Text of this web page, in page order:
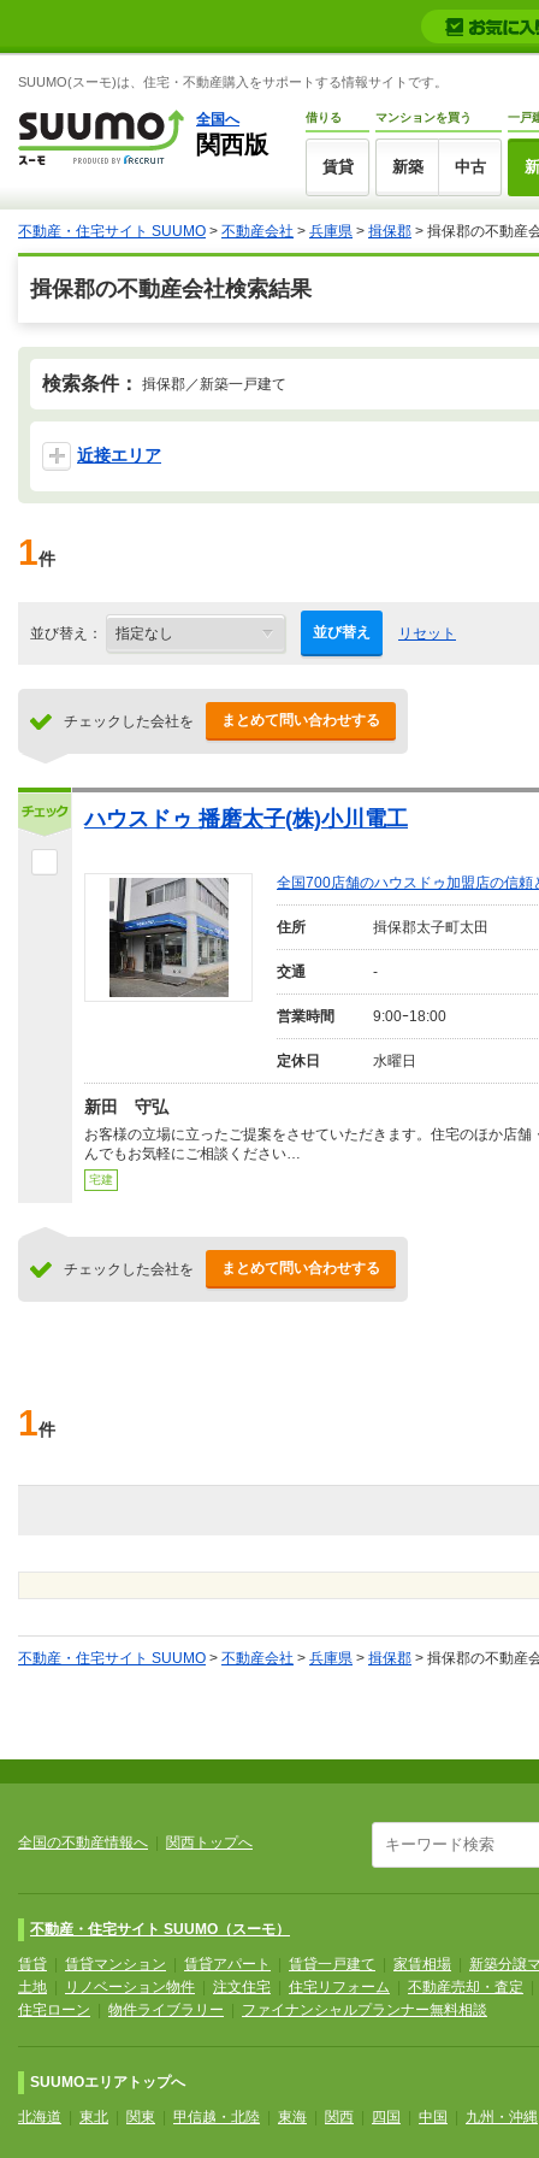
SUUMO(スーモ)は、住宅・不動産購入をサポートする情報サイトです。
全国へ
関西版
借りる
賃貸
マンションを買う
新築 中古
一戸
不動産・住宅サイト SUUMO > 不動産会社 > 兵庫県 > 揖保郡 > 揖保郡の不動産
揖保郡の不動産会社検索結果
検索条件： 揖保郡／新築一戸建て
近接エリア
1件
並び替え： 並び替え リセット
チェックした会社を まとめて問い合わせする
ハウスドゥ 播磨太子(株)小川電工
全国700店舗のハウスドゥ加盟店の信
住所 揖保郡太子町太田
交通 -
営業時間 9:00ｰ18:00
定休日 水曜日
新田 守弘
お客様の立場に立ったご提案をさせていただきます。住宅のほか店舗
んでもお気軽にご相談ください…
宅建
チェックした会社を まとめて問い合わせする
1件
不動産・住宅サイト SUUMO > 不動産会社 > 兵庫県 > 揖保郡 > 揖保郡の不動産
全国の不動産情報へ 関西トップへ
不動産・住宅サイト SUUMO（スーモ）
賃貸 賃貸マンション 賃貸アパート 賃貸一戸建て 家賃相場
新築分譲
土地
リノベーション物件 注文住宅 住宅リフォーム 不動産売却・査定
住宅ローン
物件ライブラリー ファイナンシャルプランナー無料相談
SUUMOエリアトップへ
北海道 東北 関東 甲信越・北陸 東海 関西 四国 中国 九州・沖縄